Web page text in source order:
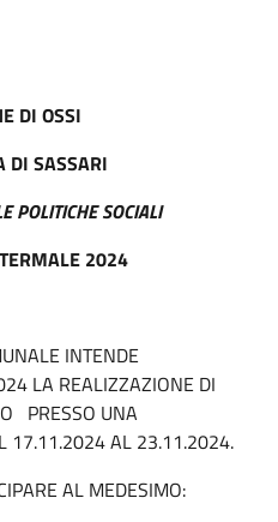
DI OSSI
DI SASSARI
POLITICHE SOCIALI
2024
INTENDE
LA REALIZZAZIONE DI
PRESSO UNA
17.11.2024 AL 23.11.2024.
AL MEDESIMO: